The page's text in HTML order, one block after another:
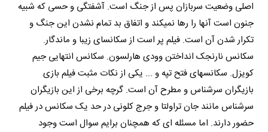
اصلی وضعیت سربازان پس از جنگ است. آشفتگی و حسی که شبیه
جنون است آنها را رها نمیکند و اتفاق بد تمام نشدن این جنگ و
تکرار شدن آن است. فیلم پر است از سکانسای زیبا و ماندگار.
سکانس نارنجک انداختن وودی هارلسون. سکانس انتهایی جیم
کویزل. سکانسهای فتح تپه و ... یکی از نکات مثبت فیلم بازی
بازیگران سرشناس و مطرح آن است. گرچه برخی از این بازیگران
سرشناس مانند جان تراولتا و جرج کلونی در حد یک سکانس در فیلم
حضور دارند. اما مسئله ای که همچنان برایم سوال است وجود